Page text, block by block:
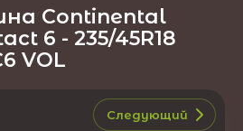
Continental
6 - 235/45R18
VOL
Следующий